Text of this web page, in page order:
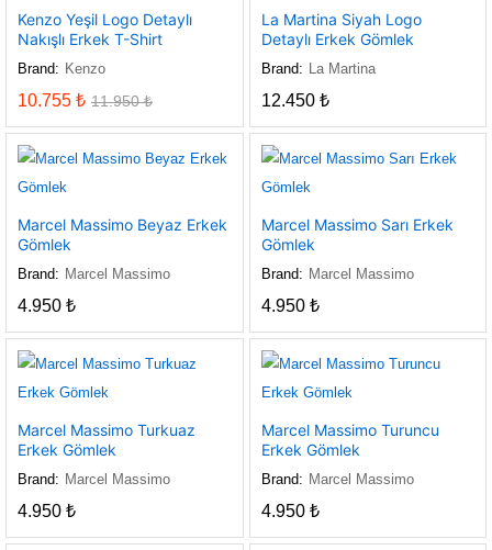
Kenzo Yeşil Logo Detaylı
Nakışlı Erkek T-Shirt
Brand: Kenzo
10.755 ₺ 11.950₺
La Martina Siyah Logo
Detaylı Erkek Gömlek
Brand: La Martina
12.450 ₺
Marcel Massimo Beyaz Erkek
Gömlek
Brand: Marcel Massimo
4.950 ₺
Marcel Massimo Sarı Erkek
Gömlek
Brand: Marcel Massimo
4.950 ₺
Marcel Massimo Turkuaz
Erkek Gömlek
Brand: Marcel Massimo
4.950 ₺
Marcel Massimo Turuncu
Erkek Gömlek
Brand: Marcel Massimo
4.950 ₺